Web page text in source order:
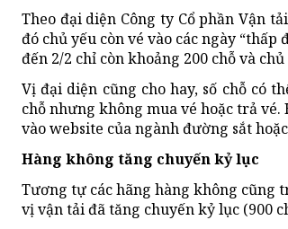
Theo đại diện Công ty Cổ phần Vận
đó chủ yếu còn vé vào các ngày
đến 2/2 chỉ còn khoảng 200 chỗ và
Vị đại diện cũng cho hay, số chỗ có
chỗ nhưng không mua vé hoặc trả
vào website của ngành đường sắt
Hàng không tăng chuyến kỷ lục
Tương tự các hãng hàng không cũng
vị vận tải đã tăng chuyến kỷ lục (900